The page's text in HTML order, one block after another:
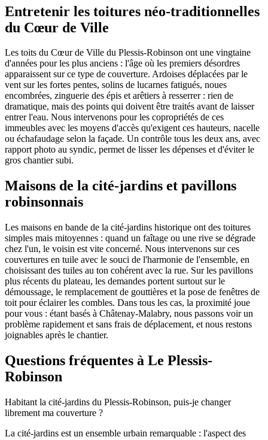
Entretenir les toitures néo-traditionnelles
du Cœur de Ville
Les toits du Cœur de Ville du Plessis-Robinson ont une vingtaine
d'années pour les plus anciens : l'âge où les premiers désordres
apparaissent sur ce type de couverture. Ardoises déplacées par le
vent sur les fortes pentes, solins de lucarnes fatigués, noues
encombrées, zinguerie des épis et arêtiers à resserrer : rien de
dramatique, mais des points qui doivent être traités avant de laisser
entrer l'eau. Nous intervenons pour les copropriétés de ces
immeubles avec les moyens d'accès qu'exigent ces hauteurs, nacelle
ou échafaudage selon la façade. Un contrôle tous les deux ans, avec
rapport photo au syndic, permet de lisser les dépenses et d'éviter le
gros chantier subi.
Maisons de la cité-jardins et pavillons
robinsonnais
Les maisons en bande de la cité-jardins historique ont des toitures
simples mais mitoyennes : quand un faîtage ou une rive se dégrade
chez l'un, le voisin est vite concerné. Nous intervenons sur ces
couvertures en tuile avec le souci de l'harmonie de l'ensemble, en
choisissant des tuiles au ton cohérent avec la rue. Sur les pavillons
plus récents du plateau, les demandes portent surtout sur le
démoussage, le remplacement de gouttières et la pose de fenêtres de
toit pour éclairer les combles. Dans tous les cas, la proximité joue
pour vous : étant basés à Châtenay-Malabry, nous passons voir un
problème rapidement et sans frais de déplacement, et nous restons
joignables après le chantier.
Questions fréquentes à Le Plessis-
Robinson
Habitant la cité-jardins du Plessis-Robinson, puis-je changer
librement ma couverture ?
La cité-jardins est un ensemble urbain remarquable : l'aspect des